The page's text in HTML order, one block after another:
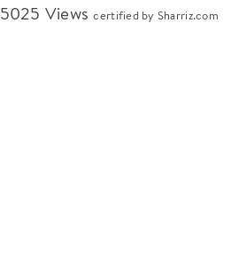
5025 Viewscertified by Sharriz.com